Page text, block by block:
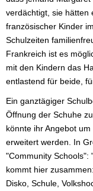
verdächtigt, sie hätten
französischer Kinder
Schulzeiten
Frankreich ist es
mit den Kindern das
entlastend für beide,
Ein ganztägiger
Öffnung der Schuhe
könnte ihr Angebot
erweitert werden. In
"Community Schools":
kommt hier
Disko, Schule,